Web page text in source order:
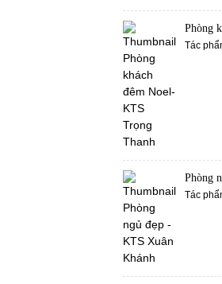
Phòng
Tác
Phòng
Tác